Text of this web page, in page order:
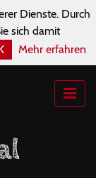
Dienste. Durch
sich damit
Mehr erfahren